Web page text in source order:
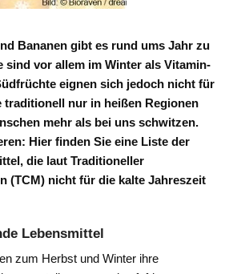
Bananen gibt es rund ums Jahr zu
sind vor allem im Winter als Vitamin-
eignen sich jedoch nicht für
traditionell nur in heißen Regionen
mehr als bei uns schwitzen.
Hier finden Sie eine Liste der
die laut Traditioneller
(TCM) nicht für die kalte Jahreszeit
Lebensmittel
zum Herbst und Winter ihre